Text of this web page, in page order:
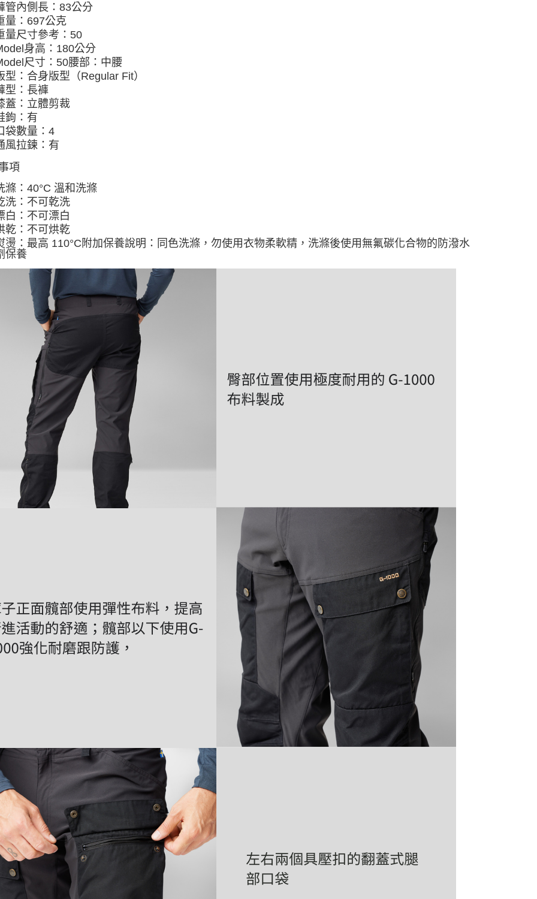
管內側長：83公分
量：697公克
量尺寸參考：50
身高：180公分
尺寸：50腰部：中腰
型：合身版型（Regular Fit）
型：長褲
蓋：立體剪裁
鉤：有
袋數量：4
風拉鍊：有
項
滌：40°C 溫和洗滌
洗：不可乾洗
白：不可漂白
乾：不可烘乾
燙：最高 110°C附加保養說明：同色洗滌，勿使用衣物柔軟精，洗滌後使用無氟碳化合物的防潑水
保養